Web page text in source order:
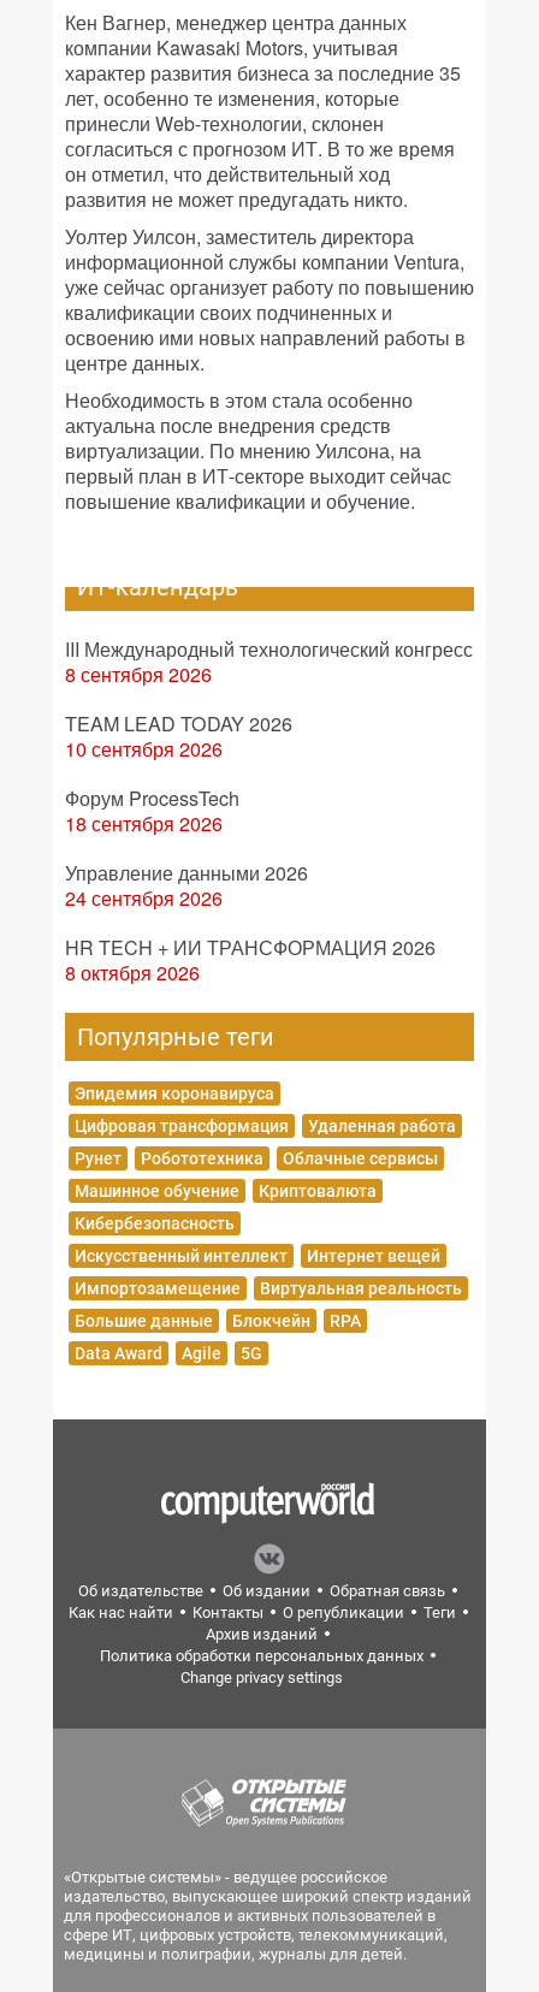
Кен Вагнер, менеджер центра данных
компании Kawasaki Motors, учитывая
характер развития бизнеса за последние 35
лет, особенно те изменения, которые
принесли Web-технологии, склонен
согласиться с прогнозом ИТ. В то же время
он отметил, что действительный ход
развития не может предугадать никто.
Уолтер Уилсон, заместитель директора
информационной службы компании Ventura,
уже сейчас организует работу по повышению
квалификации своих подчиненных и
освоению ими новых направлений работы в
центре данных.
Необходимость в этом стала особенно
актуальна после внедрения средств
виртуализации. По мнению Уилсона, на
первый план в ИТ-секторе выходит сейчас
повышение квалификации и обучение.
ИТ-календарь
III Международный технологический конгресс
8 сентября 2026
TEAM LEAD TODAY 2026
10 сентября 2026
Форум ProcessTech
18 сентября 2026
Управление данными 2026
24 сентября 2026
HR TECH + ИИ ТРАНСФОРМАЦИЯ 2026
8 октября 2026
Популярные теги
Эпидемия коронавируса
Цифровая трансформация
Удаленная работа
Рунет
Робототехника
Облачные сервисы
Машинное обучение
Криптовалюта
Кибербезопасность
Искусственный интеллект
Интернет вещей
Импортозамещение
Виртуальная реальность
Большие данные
Блокчейн
RPA
Data Award
Agile 5G
Об издательстве Об издании
Обратная связь
Как нас найти
Контакты О републикации
Теги
Архив изданий
Политика обработки персональных данных
Change privacy settings
«Открытые системы» - ведущее российское
издательство, выпускающее широкий спектр изданий
для профессионалов и активных пользователей в
сфере ИТ, цифровых устройств, телекоммуникаций,
медицины и полиграфии, журналы для детей.